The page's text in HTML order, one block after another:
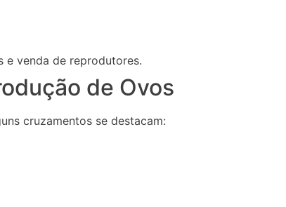
e venda de reprodutores.
de Ovos
cruzamentos se destacam: